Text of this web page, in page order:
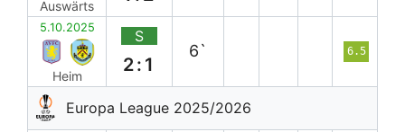
Auswärts
5.10.2025
Heim
S
2:1
6` 6.5
Europa League 2025/2026